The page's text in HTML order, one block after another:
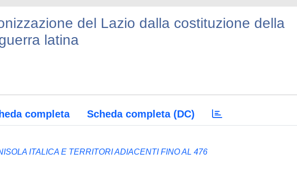
del Lazio dalla costituzione della
latina
completa Scheda completa (DC)
ITALICA E TERRITORI ADIACENTI FINO AL 476